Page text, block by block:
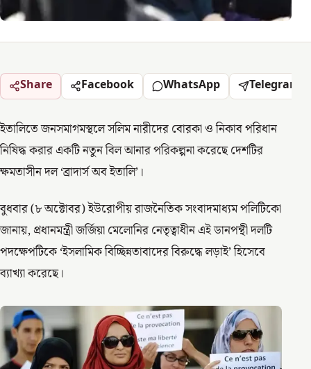
Share Facebook WhatsApp Telegram
ইতালিতে জনসমাগমস্থলে সলিম নারীদের বোরকা ও নিকাব পরিধান
নিষিদ্ধ করার একটি নতুন বিল আনার পরিকল্পনা করেছে দেশটির
ক্ষমতাসীন দল ‘ব্রাদার্স অব ইতালি’।
বুধবার (৮ অক্টোবর) ইউরোপীয় রাজনৈতিক সংবাদমাধ্যম পলিটিকো
জানায়, প্রধানমন্ত্রী জর্জিয়া মেলোনির নেতৃত্বাধীন এই ডানপন্থী দলটি
পদক্ষেপটিকে ‘ইসলামিক বিচ্ছিন্নতাবাদের বিরুদ্ধে লড়াই’ হিসেবে
ব্যাখ্যা করেছে।